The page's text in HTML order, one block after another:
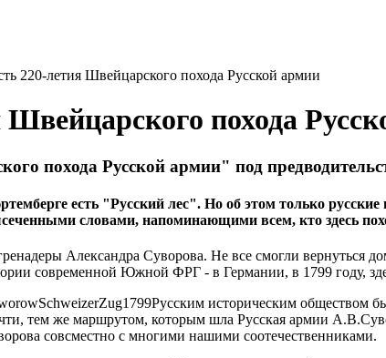
220-летия Швейцарского похода Русской армии
Швейцарского похода
похода Русской армии" под
есть "Русский лес". Но об этом только
словами, напоминающими всем, кто здесь
Александра Суворова. Не все смогли
современной Южной ФРГ - в Германии, в 1799 году,
Русским историческим обществом
тем же маршрутом, которым шла Русская армии
совсместно с многими нашими соотечественниками.